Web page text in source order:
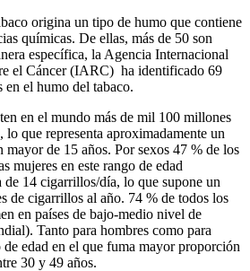
origina un tipo de humo que contiene
químicas. De ellas, más de 50 son
específica, la Agencia Internacional
el Cáncer (IARC) ha identificado 69
en el humo del tabaco.
en el mundo más de mil 100 millones
lo que representa aproximadamente un
mayor de 15 años. Por sexos 47 % de los
mujeres en este rango de edad
de 14 cigarrillos/día, lo que supone un
de cigarrillos al año. 74 % de todos los
en países de bajo-medio nivel de
Tanto para hombres como para
de edad en el que fuma mayor proporción
30 y 49 años.